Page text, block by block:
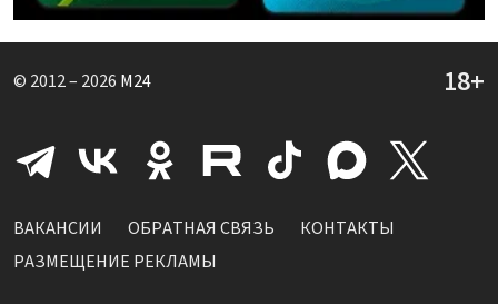
© 2012 – 2026 M24
ВАКАНСИИ ОБРАТНАЯ СВЯЗЬ
КОНТАКТЫ
РАЗМЕЩЕНИЕ РЕКЛАМЫ